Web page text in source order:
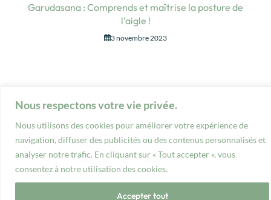
Nous respectons votre vie privée.
Nous utilisons des cookies pour améliorer votre expérience de
navigation, diffuser des publicités ou des contenus personnalisés et
analyser notre trafic. En cliquant sur « Tout accepter », vous
consentez à notre utilisation des cookies.
Accepter tout
Garudasana : Comprends et maîtrise la posture de
l’aigle !
3 novembre 2023
© 2023 Manawa Yoga EI
légales confidentialité